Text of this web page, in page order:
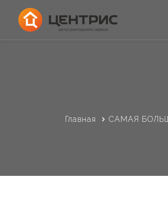
Главная САМАЯ